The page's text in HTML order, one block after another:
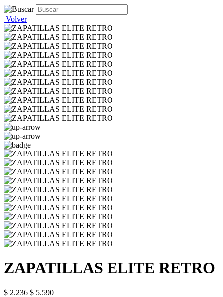
Volver
ZAPATILLAS ELITE RETRO
$ 2.236 $ 5.590